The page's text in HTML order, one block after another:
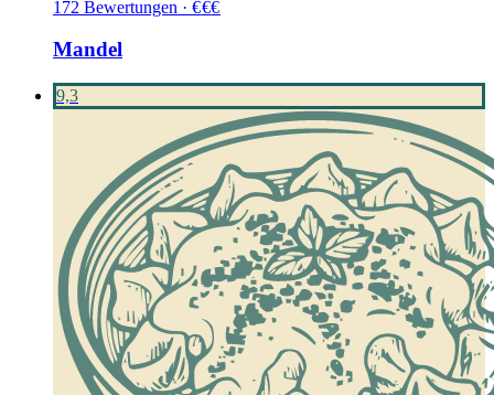
172 Bewertungen · €€€
Mandel
9,3